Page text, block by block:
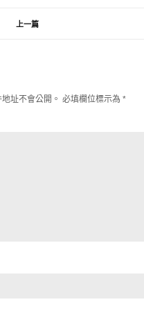
上一篇
址不會公開。 必填欄位標示為 *